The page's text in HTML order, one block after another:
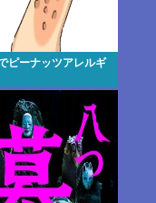
ピーナッツアレルギ